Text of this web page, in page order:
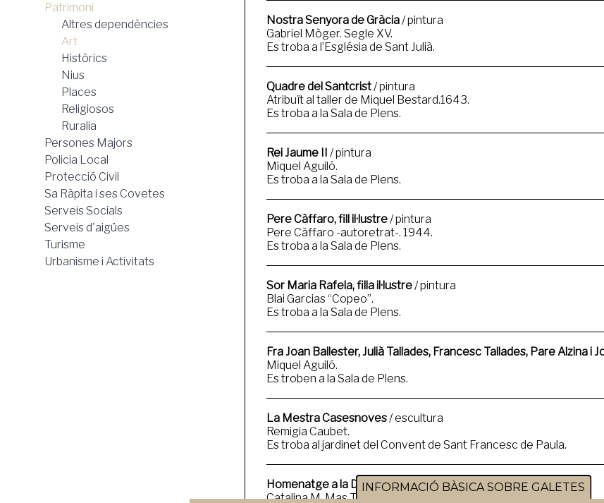
Patrimoni
Altres dependències
Art
Històrics
Nius
Places
Religiosos
Ruralia
Persones Majors
Policia Local
Protecció Civil
Sa Ràpita i ses Covetes
Serveis Socials
Serveis d'aigües
Turisme
Urbanisme i Activitats
Nostra Senyora de Gràcia/ pintura
Gabriel Mòger. Segle XV.
Es troba a l’Església de Sant Julià.
Quadre del Santcrist/ pintura
Atribuït al taller de Miquel Bestard.1643.
Es troba a la Sala de Plens.
Rei Jaume II / pintura
Miquel Aguiló.
Es troba a la Sala de Plens.
Pere Càffaro, fill il·lustre/ pintura
Pere Càffaro -autoretrat-. 1944.
Es troba a la Sala de Plens.
Sor Maria Rafela, filla il·lustre/ pintura
Blai Garcias “Copeo”.
Es troba a la Sala de Plens.
Fra Joan Ballester, Julià Tallades, Francesc Tallades, Pare Alzina i
Miquel Aguiló.
Es troben a la Sala de Plens.
La Mestra Casesnoves/ escultura
Remigia Caubet.
Es troba al jardinet del Convent de Sant Francesc de Paula.
Homenatge a la Dona Campanera / escultura
Catalina M. Mas Tous. 2017.
INFORMACIÓ BÀSICA SOBRE GALETES